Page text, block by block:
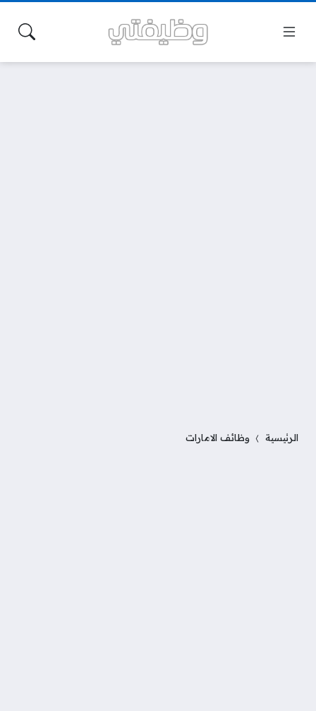
الرئيسية وظائف الامارات